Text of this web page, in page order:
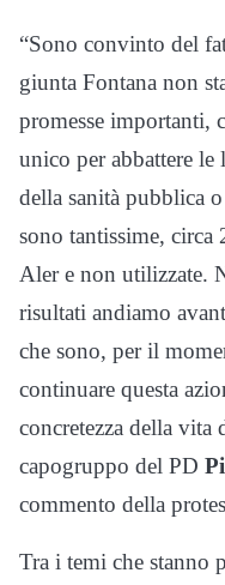
“Sono convinto del
giunta Fontana non
promesse importanti,
unico per abbattere le
della sanità pubblica
sono tantissime,
Aler e non utilizzate.
risultati andiamo
che sono, per il
continuare questa
concretezza della vita
capogruppo del PD
commento della
Tra i temi che stanno